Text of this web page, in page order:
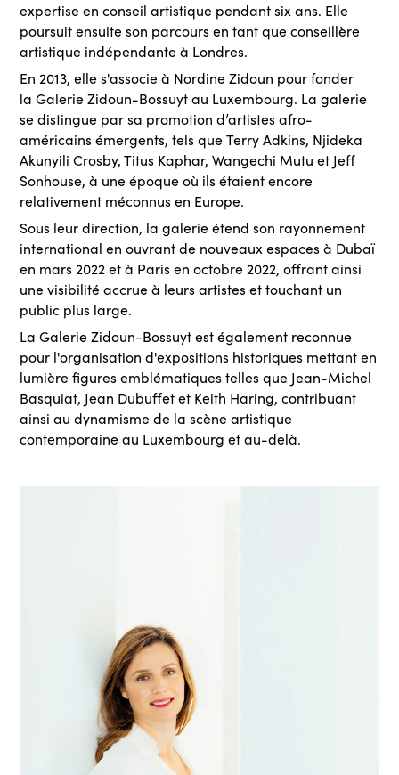
expertise en conseil artistique pendant six ans. Elle
poursuit ensuite son parcours en tant que conseillère
artistique indépendante à Londres.
En 2013, elle s'associe à Nordine Zidoun pour fonder
la Galerie Zidoun-Bossuyt au Luxembourg. La galerie
se distingue par sa promotion d’artistes afro-
américains émergents, tels que Terry Adkins, Njideka
Akunyili Crosby, Titus Kaphar, Wangechi Mutu et Jeff
Sonhouse, à une époque où ils étaient encore
relativement méconnus en Europe.
Sous leur direction, la galerie étend son rayonnement
international en ouvrant de nouveaux espaces à Dubaï
en mars 2022 et à Paris en octobre 2022, offrant ainsi
une visibilité accrue à leurs artistes et touchant un
public plus large.
La Galerie Zidoun-Bossuyt est également reconnue
pour l'organisation d'expositions historiques mettant en
lumière figures emblématiques telles que Jean-Michel
Basquiat, Jean Dubuffet et Keith Haring, contribuant
ainsi au dynamisme de la scène artistique
contemporaine au Luxembourg et au-delà.